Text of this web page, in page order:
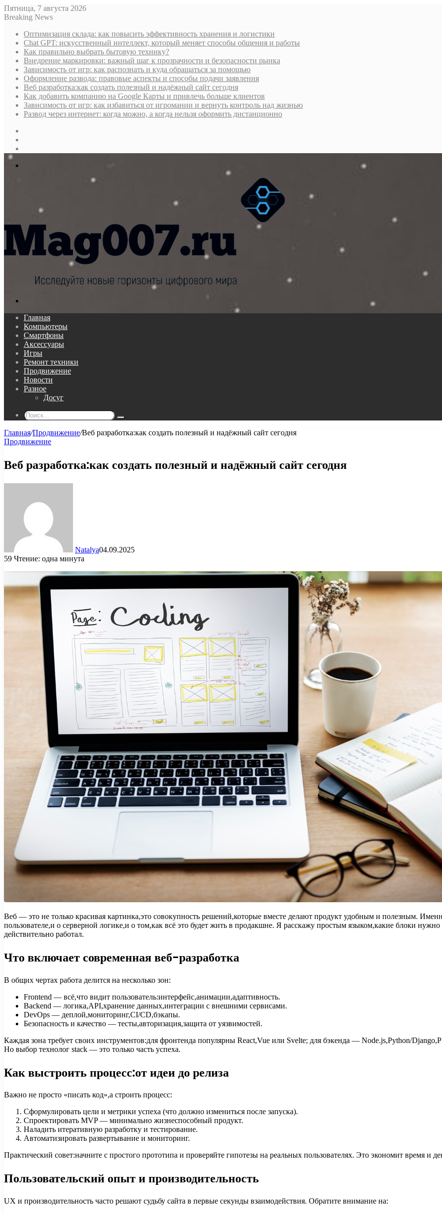
Пятница, 7 августа 2026
Breaking News
Оптимизация склада: как повысить эффективность хранения и логистики
Chat GPT: искусственный интеллект, который меняет способы общения и работы
Как правильно выбрать бытовую технику?
Внедрение маркировки: важный шаг к прозрачности и безопасности рынка
Зависимость от игр: как распознать и куда обращаться за помощью
Оформление развода: правовые аспекты и способы подачи заявления
Веб разработка:как создать полезный и надёжный сайт сегодня
Как добавить компанию на Google Карты и привлечь больше клиентов
Зависимость от игр: как избавиться от игромании и вернуть контроль над жизнью
Развод через интернет: когда можно, а когда нельзя оформить дистанционно
Главная
Компьютеры
Смартфоны
Аксессуары
Игры
Ремонт техники
Продвижение
Новости
Разное
Досуг
Поиск...
Главная/Продвижение/Веб разработка:как создать полезный и надёжный сайт сегодня
Продвижение
Веб разработка:как создать полезный и надёжный сайт сегодня
Natalya04.09.2025
59 Чтение: одна минута
Веб — это не только красивая картинка,это совокупность решений,которые вместе делают продукт удобным и полезным.
пользователе,и о серверной логике,и о том,как всё это будет жить в продакшне. Я расскажу простым языком,какие блоки
действительно работал.
Что включает современная веб-разработка
В общих чертах работа делится на несколько зон:
Frontend — всё,что видит пользователь:интерфейс,анимации,адаптивность.
Backend — логика,API,хранение данных,интеграции с внешними сервисами.
DevOps — деплой,мониторинг,CI/CD,бэкапы.
Безопасность и качество — тесты,авторизация,защита от уязвимостей.
Каждая зона требует своих инструментов:для фронтенда популярны React,Vue или Svelte; для бэкенда — Node.js,Python/
Но выбор технолог stack — это только часть успеха.
Как выстроить процесс:от идеи до релиза
Важно не просто «писать код»,а строить процесс:
Сформулировать цели и метрики успеха (что должно измениться после запуска).
Спроектировать MVP — минимально жизнеспособный продукт.
Наладить итеративную разработку и тестирование.
Автоматизировать развертывание и мониторинг.
Практический совет:начните с простого прототипа и проверяйте гипотезы на реальных пользователях. Это экономит время и
Пользовательский опыт и производительность
UX и производительность часто решают судьбу сайта в первые секунды взаимодействия. Обратите внимание на: